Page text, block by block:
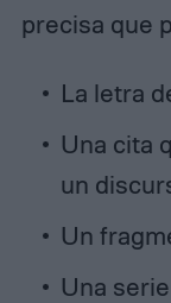
precisa que
La letra
Una cita
un
Un
Una